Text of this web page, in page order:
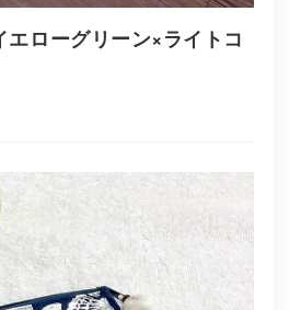
ローグリーン×ライトコ